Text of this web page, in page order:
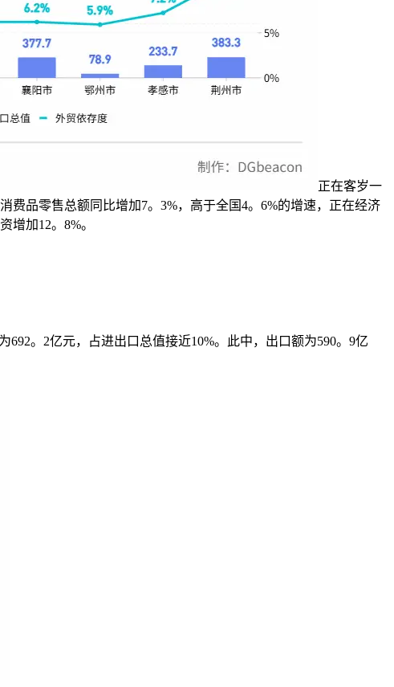
正在客岁一
费品零售总额同比增加7。3%，高于全国4。6%的增速，正在经济
增加12。8%。
692。2亿元，占进出口总值接近10%。此中，出口额为590。9亿